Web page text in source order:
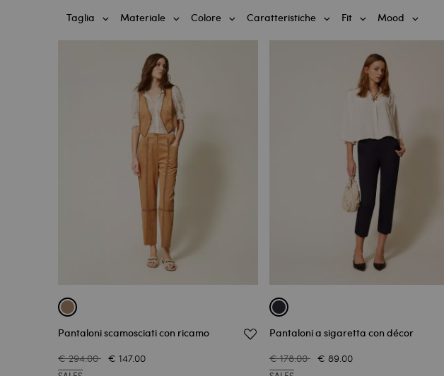
Taglia Materiale Colore Caratteristiche Fit Mood
Pantaloni scamosciati con ricamo
€ 294.00 € 147.00
Pantaloni a sigaretta con décor
€ 178.00 € 89.00